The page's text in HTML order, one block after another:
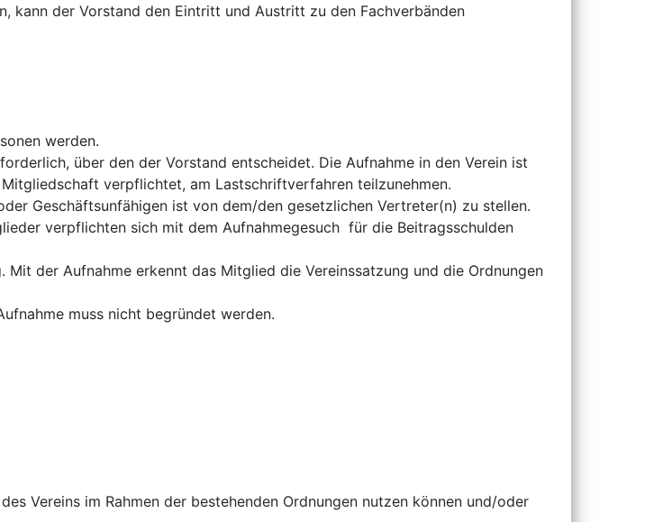
kann der Vorstand den Eintritt und Austritt zu den Fachverbänden
werden.
über den der Vorstand entscheidet. Die Aufnahme in den Verein ist
verpflichtet, am Lastschriftverfahren teilzunehmen.
Geschäftsunfähigen ist von dem/den gesetzlichen Vertreter(n) zu stellen.
verpflichten sich mit dem Aufnahmegesuch für die Beitragsschulden
der Aufnahme erkennt das Mitglied die Vereinssatzung und die Ordnungen
muss nicht begründet werden.
Vereins im Rahmen der bestehenden Ordnungen nutzen können und/oder